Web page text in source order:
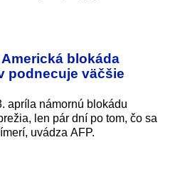
blokáda
podnecuje väčšie
apríla námornú blokádu
len pár dní po tom, čo sa
uvádza AFP.